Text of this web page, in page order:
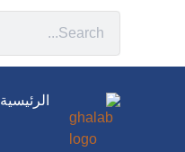
الرئيسية